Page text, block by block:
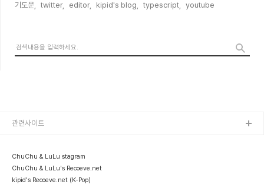
기도문,
twitter, editor, kipid's blog, typescript, youtube,
ChuChu & LuLu stagram
ChuChu & LuLu's Recoeve.net
kipid's Recoeve.net (K-Pop)
관련사이트